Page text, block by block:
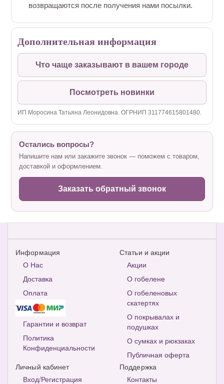
возвращаются после получения нами посылки.
Дополнительная информация
Что чаще заказывают в вашем городе
Посмотреть новинки
ИП Моросина Татьяна Леонидовна. ОГРНИП 311774615801480.
Остались вопросы?
Напишите нам или закажите звонок — поможем с товаром,
доставкой и оформлением.
Заказать обратный звонок
Информация
О Нас
Доставка
Оплата
Гарантии и возврат
Политика
Конфиденциальности
Статьи и акции
Акции
О гобелене
О гобеленовых
скатертях
О покрывалах и
подушках
О сумках и рюкзаках
Публичная оферта
Личный кабинет
Вход/Регистрация
Поддержка
Контакты